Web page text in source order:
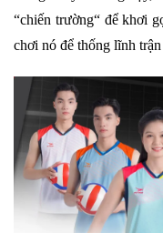
“chiến trường“ để khơi
chơi nó để thống lĩnh